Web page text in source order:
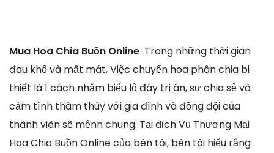
Mua Hoa Chia Buồn Online Trong những thời gian
đau khổ và mất mát, Việc chuyển hoa phân chia bi
thiết là 1 cách nhằm biểu lộ đáy tri ân, sự chia sẻ và
cảm tình thâm thúy với gia đình và đồng đội của
thành viên sẽ mệnh chung. Tại dịch Vụ Thương Mại
Hoa Chia Buồn Online của bên tôi, bên tôi hiểu rằng